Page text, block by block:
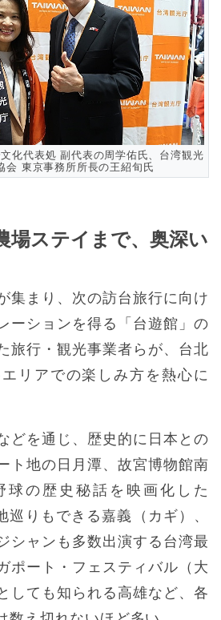
文化代表処 副代表の周学佑氏、台湾観光
会 東京事務所所長の王紹旬氏
場ステイまで、奥深い
集まり、次の訪台旅行に向け
ーションを得る「台遊館」の
旅行・観光事業者らが、台北
リアでの楽しみ方を熱心に
どを通じ、歴史的に日本との
ト地の日月潭、故宮博物館南
球の歴史秘話を映画化した
巡りもできる嘉義（カギ）、
シャンも多数出演する台湾最
ポート・フェスティバル（大
しても知られる高雄など、各